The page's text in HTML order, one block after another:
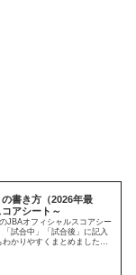
の書き方（2026年最
アシート～
JBAオフィシャルスコアシー
試合中」「試合後」に記入
かりやすくまとめました。